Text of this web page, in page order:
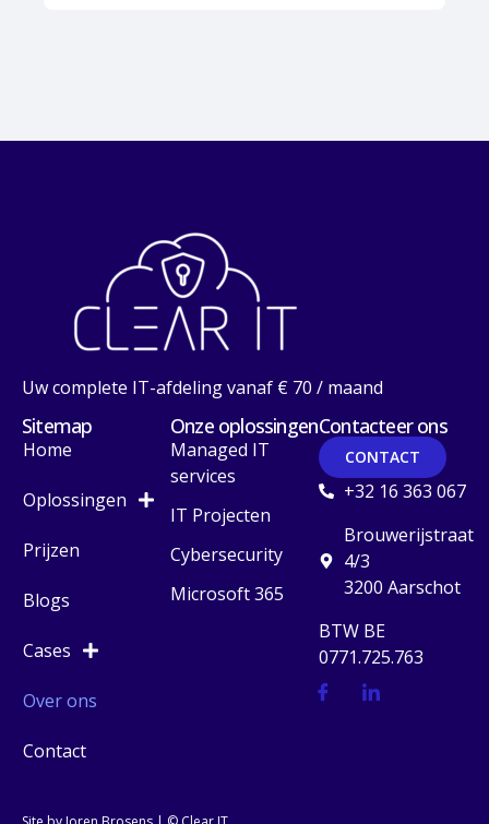
Uw complete IT-afdeling vanaf € 70 / maand
Sitemap
Home
Oplossingen
Prijzen
Blogs
Cases
Over ons
Contact
Onze oplossingen
Managed IT
services
IT Projecten
Cybersecurity
Microsoft 365
Contacteer ons
CONTACT
+32 16 363 067
Brouwerijstraat
4/3
3200 Aarschot
BTW BE
0771.725.763